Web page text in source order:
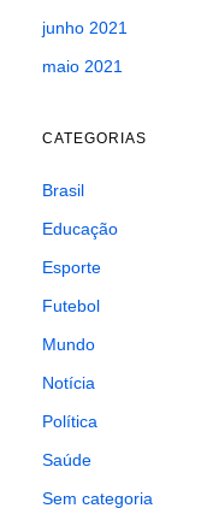
junho 2021
maio 2021
CATEGORIAS
Brasil
Educação
Esporte
Futebol
Mundo
Notícia
Política
Saúde
Sem categoria